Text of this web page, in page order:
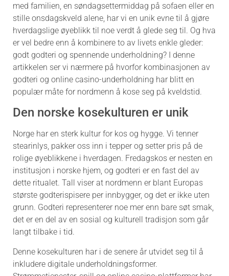
med familien, en søndagsettermiddag på sofaen eller en
stille onsdagskveld alene, har vi en unik evne til å gjøre
hverdagslige øyeblikk til noe verdt å glede seg til. Og hva
er vel bedre enn å kombinere to av livets enkle gleder:
godt godteri og spennende underholdning? I denne
artikkelen ser vi nærmere på hvorfor kombinasjonen av
godteri og online casino-underholdning har blitt en
populær måte for nordmenn å kose seg på kveldstid.
Den norske kosekulturen er unik
Norge har en sterk kultur for kos og hygge. Vi tenner
stearinlys, pakker oss inn i tepper og setter pris på de
rolige øyeblikkene i hverdagen. Fredagskos er nesten en
institusjon i norske hjem, og godteri er en fast del av
dette ritualet. Tall viser at nordmenn er blant Europas
største godterispisere per innbygger, og det er ikke uten
grunn. Godteri representerer noe mer enn bare søt smak,
det er en del av en sosial og kulturell tradisjon som går
langt tilbake i tid.
Denne kosekulturen har i de senere år utvidet seg til å
inkludere digitale underholdningsformer.